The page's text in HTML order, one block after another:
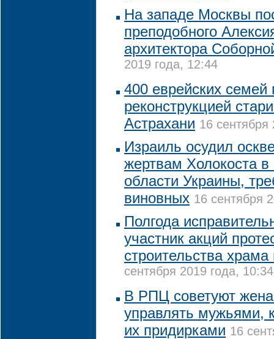
На западе Москвы
преподобного
архитектора
2019 года, 12:44
400 еврейских семей
реконструкцией
Астрахани 16 сентября
Израиль осудил
жертвам Холокоста в
области Украины,
виновных 16 сентября
Полгода
участник акций
строительства храма
сентября 2019 года, 10:34
В РПЦ советуют
управлять мужьями,
их придирками 16